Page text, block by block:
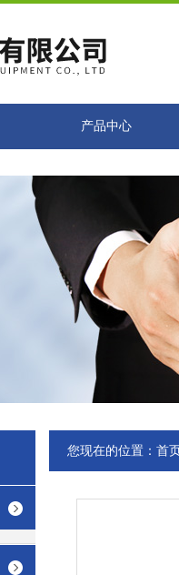
产品中心
您现在的位置： 首